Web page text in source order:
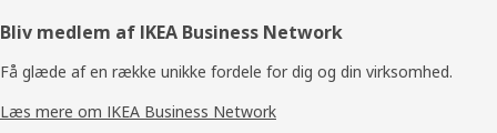
Bliv medlem af IKEA Business Network
Få glæde af en række unikke fordele for dig og din virksomhed.
Læs mere om IKEA Business Network